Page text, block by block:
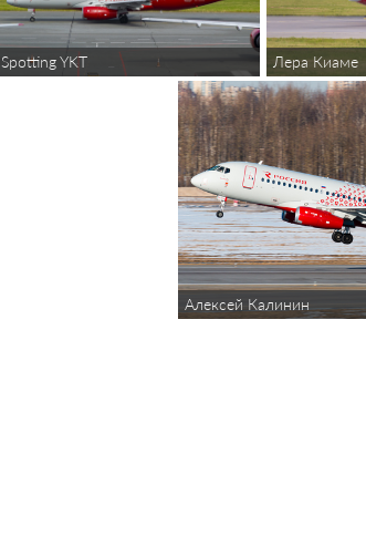
Spotting YKT Лера Киаме
Алексей Калинин